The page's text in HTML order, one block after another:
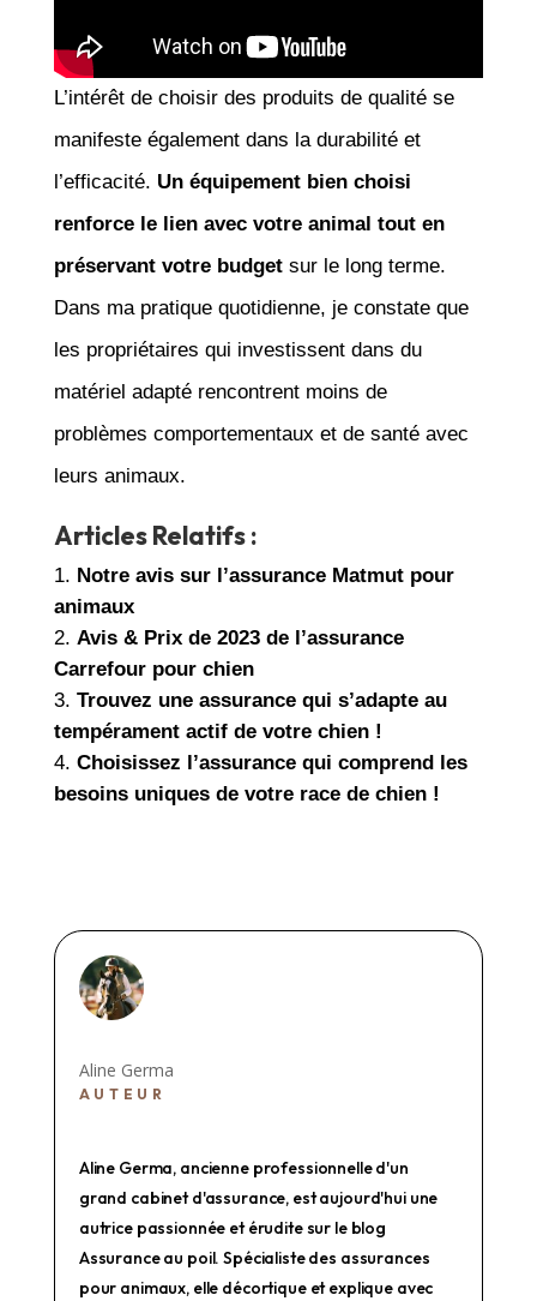
L’intérêt de choisir des produits de qualité se
manifeste également dans la durabilité et
l’efficacité. Un équipement bien choisi
renforce le lien avec votre animal tout en
préservant votre budgetsur le long terme.
Dans ma pratique quotidienne, je constate que
les propriétaires qui investissent dans du
matériel adapté rencontrent moins de
problèmes comportementaux et de santé avec
leurs animaux.
Articles Relatifs :
Notre avis sur l’assurance Matmut pour
animaux
Avis & Prix de 2023 de l’assurance
Carrefour pour chien
Trouvez une assurance qui s’adapte au
tempérament actif de votre chien !
Choisissez l’assurance qui comprend les
besoins uniques de votre race de chien !
Aline Germa
AUTEUR
Aline Germa, ancienne professionnelle d'un
grand cabinet d'assurance, est aujourd'hui une
autrice passionnée et érudite sur le blog
Assurance au poil. Spécialiste des assurances
pour animaux, elle décortique et explique avec